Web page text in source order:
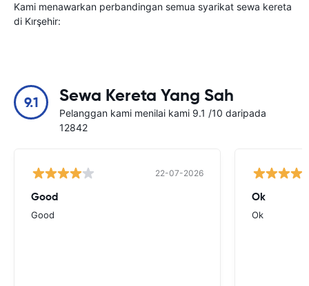
Kami menawarkan perbandingan semua syarikat sewa kereta
di Kırşehir:
9.1 Sewa Kereta Yang Sah
Pelanggan kami menilai kami 9.1 /10 daripada
12842
22-07-2026
Good
Good
Ok
Ok